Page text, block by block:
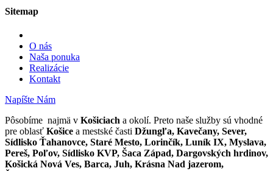
Sitemap
O nás
Naša ponuka
Realizácie
Kontakt
Napíšte Nám
Pôsobíme najmä v Košiciach a okolí. Preto naše služby sú vhodné
pre oblasť Košice a mestské časti Džungľa, Kavečany, Sever,
Sídlisko Ťahanovce, Staré Mesto, Lorinčík, Luník IX, Myslava,
Pereš, Poľov, Sídlisko KVP, Šaca Západ, Dargovských hrdinov,
Košická Nová Ves, Barca, Juh, Krásna Nad jazerom,